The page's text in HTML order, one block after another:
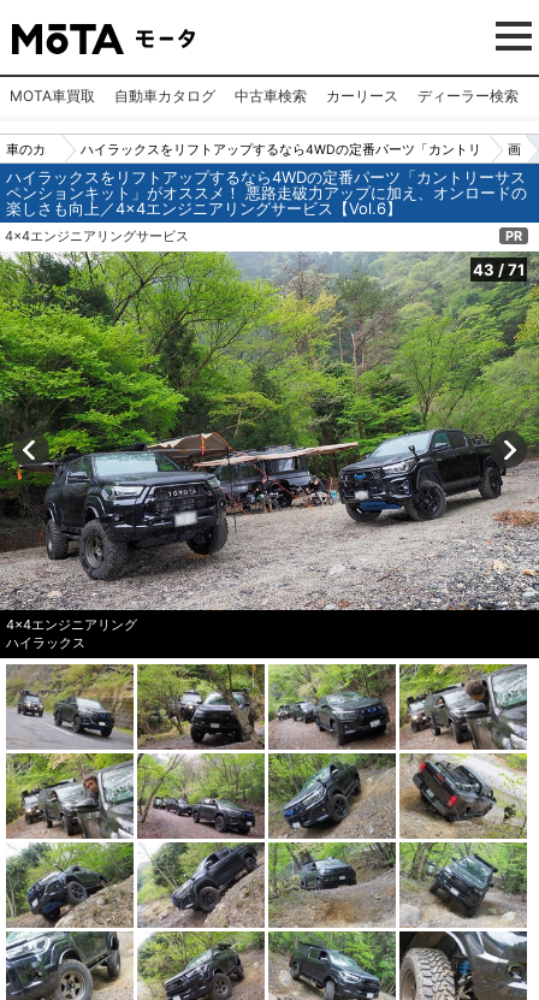
MOTA車買取 自動車カタログ 中古車検索 カーリース ディーラー検索
車のカ
スタム
パーツ
（カー
用品）
ハイラックスをリフトアップするなら4WDの定番パーツ「カントリ
ーサスペンションキット」がオススメ！ 悪路走破力アップに加え、
オンロードの楽しさも向上／4×4エンジニアリングサービス【Vol.
6】
画
像
o.
4
3
ハイラックスをリフトアップするなら4WDの定番パーツ「カントリーサス
ペンションキット」がオススメ！ 悪路走破力アップに加え、オンロードの
楽しさも向上／4×4エンジニアリングサービス【Vol.6】
4x4エンジニアリングサービス PR
43 /71
4×4エンジニアリング
ハイラックス